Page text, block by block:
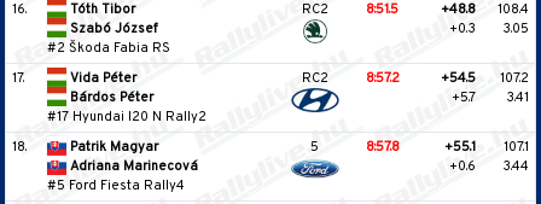
16.
Tóth Tibor
Szabó József
#2 Škoda Fabia RS
RC2 8:51.5
+48.8
+0.3
108.4
3.05
17.
Vida Péter
Bárdos Péter
#17 Hyundai I20 N Rally2
RC2 8:57.2
+54.5
+5.7
107.2
3.41
18.
Patrik Magyar
Adriana Marinecová
#5 Ford Fiesta Rally4
5 8:57.8
+55.1
+0.6
107.1
3.44